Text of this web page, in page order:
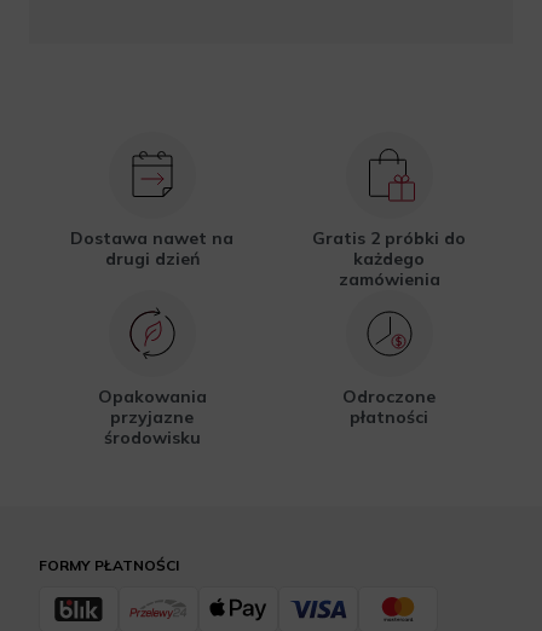
Dostawa nawet na
drugi dzień
Gratis 2 próbki do
każdego
zamówienia
Opakowania
przyjazne
środowisku
Odroczone
płatności
FORMY PŁATNOŚCI